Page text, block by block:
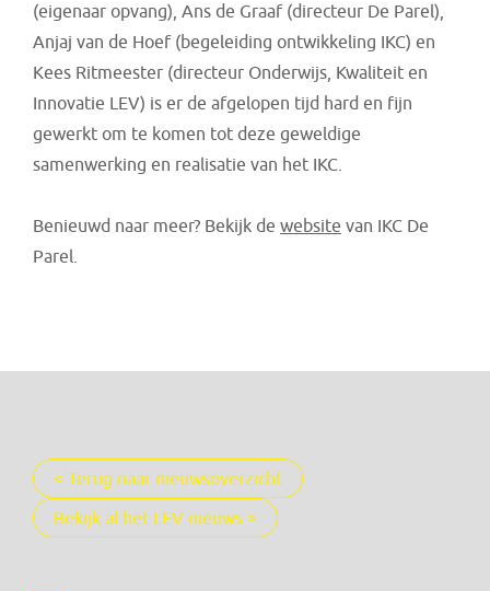
(eigenaar opvang), Ans de Graaf (directeur De Parel),
Anjaj van de Hoef (begeleiding ontwikkeling IKC) en
Kees Ritmeester (directeur Onderwijs, Kwaliteit en
Innovatie LEV) is er de afgelopen tijd hard en fijn
gewerkt om te komen tot deze geweldige
samenwerking en realisatie van het IKC.
Benieuwd naar meer? Bekijk de website van IKC De
Parel.
< Terug naar nieuwsoverzicht
Bekijk al het LEV nieuws >